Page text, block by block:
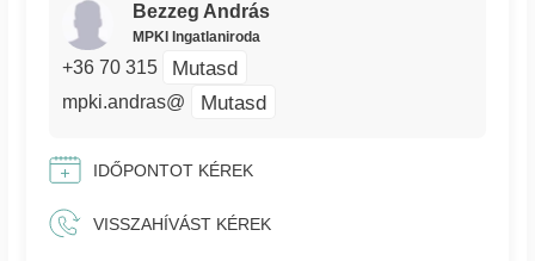
Bezzeg András
MPKI Ingatlaniroda
+36 70 315 Mutasd
mpki.andras@ Mutasd
IDŐPONTOT KÉREK
VISSZAHÍVÁST KÉREK